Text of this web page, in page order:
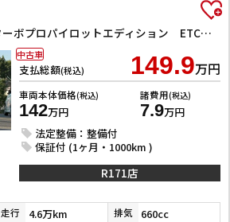
ハイウェイスター Gターボプロパイロットエディション ETC 全周囲カメラ 両側電動スライドドア ナビ TV クリアランスソナー オートクルーズコントロール オートライト スマートキー アイドリングストップ 電動格納ミラー CVT Bluetooth
支払総額(税込) 149.9万円
車両本体価格(税込)
142万円
諸費用(税込)
7.9万円
法定整備：整備付
保証付 (1ヶ月・1000km )
中古車
R171店
走行 4.6万km 排気 660cc